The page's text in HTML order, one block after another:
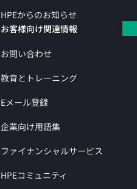
HPEからのお知らせ
お客様向け関連情報
お問い合わせ
教育とトレーニング
Eメール登録
企業向け用語集
ファイナンシャルサービス
HPEコミュニティ